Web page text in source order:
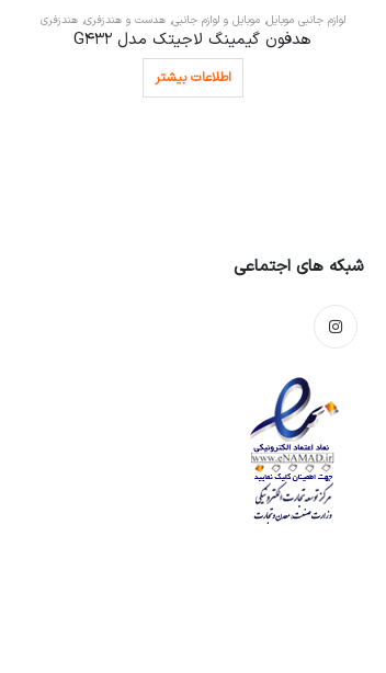
لوازم جانبی موبایل,موبایل و لوازم جانبی,هدست و هندزفری,هندزفری
هدفون گیمینگ لاجیتک مدل G432
اطلاعات بیشتر
شبکه های اجتماعی